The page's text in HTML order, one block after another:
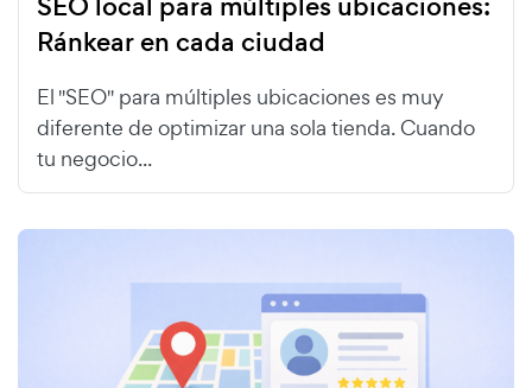
Ránkear en cada ciudad
El "SEO" para múltiples ubicaciones es muy
diferente de optimizar una sola tienda. Cuando
tu negocio...